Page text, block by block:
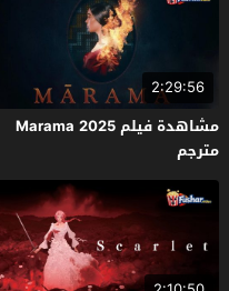
2:29:56
مشاهدة فيلم Marama 2025
مترجم